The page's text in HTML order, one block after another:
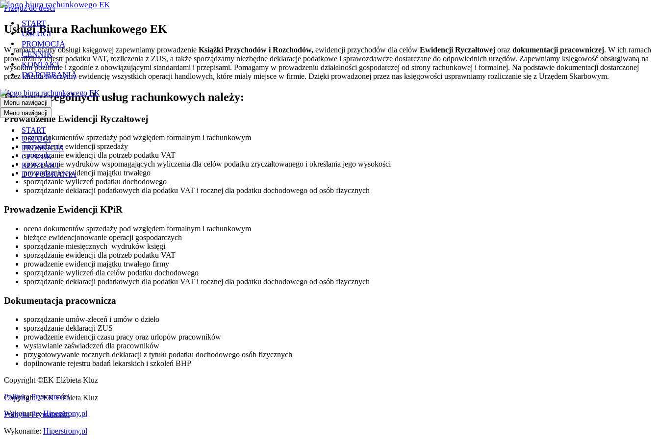
Przejdź do treści
START
USŁUGI
PROMOCJA
CENNIK
KONTAKT
DO POBRANIA
Menu nawigacji
Menu nawigacji
START
USŁUGI
PROMOCJA
CENNIK
KONTAKT
DO POBRANIA
Usługi Biura Rachunkowego EK
W ramach oferty obsługi księgowej zapewniamy prowadzenie Książki Przychodów i Rozchodów, ewidencji przychodów dla celów Ewidencji Ryczałtowej oraz dokumentacji pracowniczej. W ich ramach
prowadzimy rejestr podatku VAT, rozliczenia z ZUS, a także sporządzamy niezbędne deklaracje podatkowe i sprawozdawcze dostarczane do odpowiednich urzędów. Zapewniamy księgowość obsługiwaną na
wysokim poziomie i zgodnie z obowiązującymi standardami i przepisami. Pomagamy w prowadzeniu działalności gospodarczej od strony rachunkowej i formalnej. Na podstawie dokumentacji dostarczonej
przez klienta tworzymy ewidencję wszystkich operacji handlowych, które miały miejsce w firmie. Dzięki prowadzonej przez nas księgowości usprawniamy rozliczanie się z Urzędem Skarbowym.
Do poszczególnych usług rachunkowych należy:
Prowadzenie Ewidencji Ryczałtowej
ocena dokumentów sprzedaży pod względem formalnym i rachunkowym
prowadzenie ewidencji sprzedaży
sporządzanie ewidencji dla potrzeb podatku VAT
sporządzanie wydruków wspomagających wyliczenia dla celów podatku zryczałtowanego i określania jego wysokości
prowadzenie ewidencji majątku trwałego
sporządzanie wyliczeń podatku dochodowego
sporządzanie deklaracji podatkowych dla podatku VAT i rocznej dla podatku dochodowego od osób fizycznych
Prowadzenie Ewidencji KPiR
ocena dokumentów sprzedaży pod względem formalnym i rachunkowym
bieżące ewidencjonowanie operacji gospodarczych
sporządzanie miesięcznych wydruków księgi
sporządzanie ewidencji dla potrzeb podatku VAT
prowadzenie ewidencji majątku trwałego firmy
sporządzanie wyliczeń dla celów podatku dochodowego
sporządzanie deklaracji podatkowych dla podatku VAT i rocznej dla podatku dochodowego od osób fizycznych
Dokumentacja pracownicza
sporządzanie umów-zleceń i umów o dzieło
sporządzanie deklaracji ZUS
prowadzenie ewidencji czasu pracy oraz urlopów pracowników
wystawianie zaświadczeń dla pracowników
przygotowywanie rocznych deklaracji z tytułu podatku dochodowego osób fizycznych
dopilnowanie rejestru badań lekarskich i szkoleń BHP
Copyright ©EK Elżbieta Kluz
Polityka Prywatności
Wykonanie:Hiperstrony.pl
Copyright ©EK Elżbieta Kluz
Polityka Prywatności
Wykonanie: Hiperstrony.pl